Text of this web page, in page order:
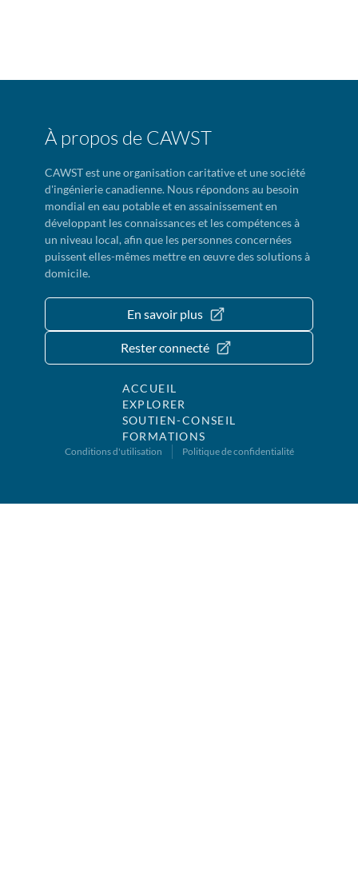
À propos de CAWST
CAWST est une organisation caritative et une société
d'ingénierie canadienne. Nous répondons au besoin
mondial en eau potable et en assainissement en
développant les connaissances et les compétences à
un niveau local, afin que les personnes concernées
puissent elles-mêmes mettre en œuvre des solutions à
domicile.
En savoir plus
Rester connecté
ACCUEIL
EXPLORER
SOUTIEN-CONSEIL
FORMATIONS
Conditions d'utilisation Politique de confidentialité